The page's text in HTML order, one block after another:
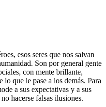
esos seres que nos salvan
Son por general gente
con mente brillante,
que le pase a los demás. Para
a sus expectativas y a sus
hacerse falsas ilusiones.